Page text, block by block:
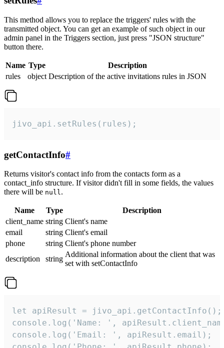
This method allows you to replace the triggers' rules with the
transmitted object. You can get an example of such object in our
admin panel in the Triggers section, just press "JSON structure"
button there.
Name Type
Description
rules
object Description of the active invitations rules in JSON
jivo_api.setRules(rules);
getContactInfo#
Returns visitor's contact info from the contacts form as a
contact_info structure. If visitor didn't fill in some fields, the values
there will be null.
Name Type
Description
client_name string Client's name
email
string Client's email
phone
string Client's phone number
description
string
Additional information about the client that was
set with setContactInfo
let apiResult = jivo_api.getContactInfo();
console.log('Name: ',
console.log('Email: ', apiResult.email);